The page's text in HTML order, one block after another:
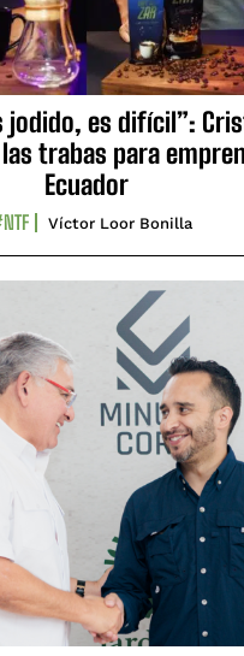
jodido, es difícil”:
trabas para
Ecuador
Víctor Loor Bonilla